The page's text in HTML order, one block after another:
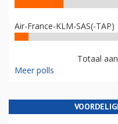
Air-France-KLM-SAS(-TAP)
Totaal
Meer polls